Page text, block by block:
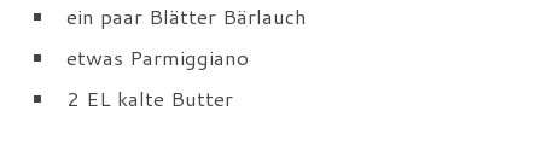
ein paar Blätter Bärlauch
etwas Parmiggiano
2 EL kalte Butter